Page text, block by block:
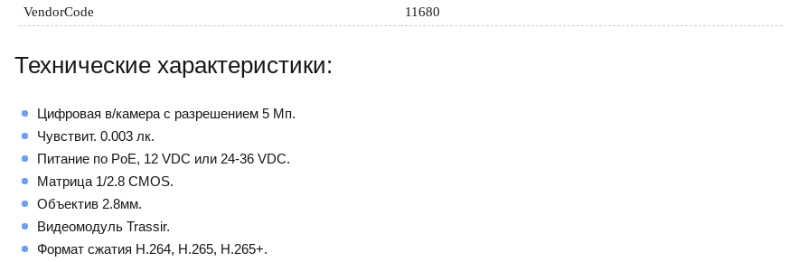
VendorCode
11680
Технические характеристики:
Цифровая в/камера с разрешением 5 Мп.
Чувствит. 0.003 лк.
Питание по PoE, 12 VDC или 24-36 VDC.
Матрица 1/2.8 CMOS.
Объектив 2.8мм.
Видеомодуль Trassir.
Формат сжатия H.264, H.265, H.265+.